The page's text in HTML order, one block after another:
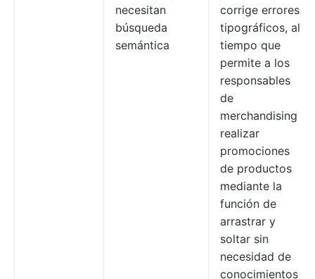
necesitan
búsqueda
semántica
corrige errores
tipográficos, al
tiempo que
permite a los
responsables
de
merchandising
realizar
promociones
de productos
mediante la
función de
arrastrar y
soltar sin
necesidad de
conocimientos